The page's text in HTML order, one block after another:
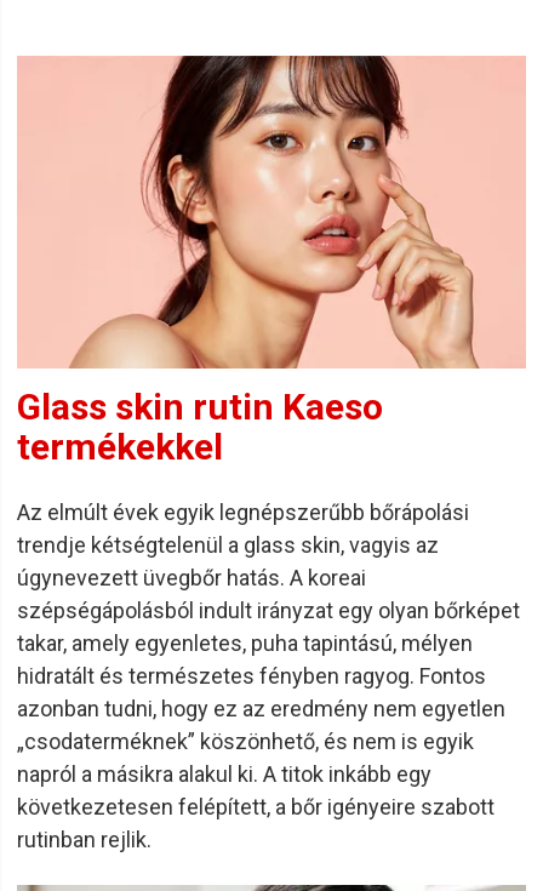
Glass skin rutin Kaeso
termékekkel
Az elmúlt évek egyik legnépszerűbb bőrápolási
trendje kétségtelenül a glass skin, vagyis az
úgynevezett üvegbőr hatás. A koreai
szépségápolásból indult irányzat egy olyan bőrképet
takar, amely egyenletes, puha tapintású, mélyen
hidratált és természetes fényben ragyog. Fontos
azonban tudni, hogy ez az eredmény nem egyetlen
„csodaterméknek” köszönhető, és nem is egyik
napról a másikra alakul ki. A titok inkább egy
következetesen felépített, a bőr igényeire szabott
rutinban rejlik.